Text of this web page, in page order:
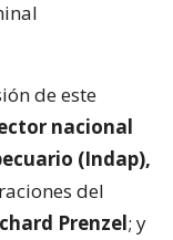
de este
nacional
(Indap),
del
Prenzel; y